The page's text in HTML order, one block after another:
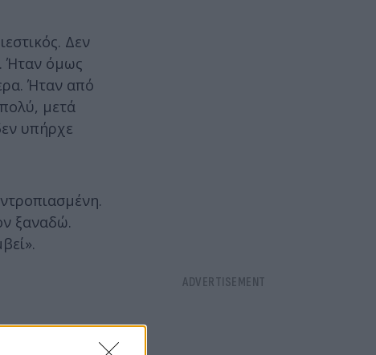
Δεν
Ήταν όμως
Ήταν από
μετά
υπήρχε
ξαναδώ.